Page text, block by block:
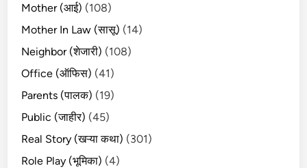
Mother (आई) (108)
Mother In Law (सासू) (14)
Neighbor (शेजारी) (108)
Office (ऑफिस) (41)
Parents (पालक) (19)
Public (जाहीर) (45)
Real Story (खऱ्या कथा) (301)
Role Play (भूमिका) (4)